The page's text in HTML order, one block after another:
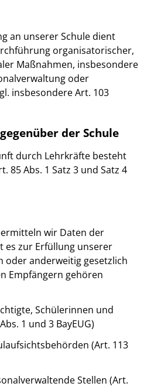
an unserer Schule dient
organisatorischer,
Maßnahmen, insbesondere
oder
insbesondere Art. 103
der Schule
durch Lehrkräfte besteht
85 Abs. 1 Satz 3 und Satz 4
wir Daten der
es zur Erfüllung unserer
oder anderweitig gesetzlich
Empfängern gehören
Schülerinnen und
1 und 3 BayEUG)
(Art. 113
Stellen (Art.